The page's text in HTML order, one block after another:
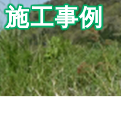
施工事例